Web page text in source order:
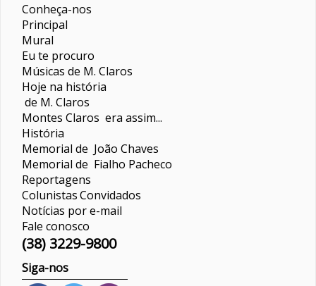
Conheça-nos
Principal
Mural
Eu te procuro
Músicas de M. Claros
Hoje na história
de M. Claros
Montes Claros era assim...
História
Memorial de João Chaves
Memorial de Fialho Pacheco
Reportagens
ColunistasConvidados
Notícias por e-mail
Fale conosco
(38) 3229-9800
Siga-nos